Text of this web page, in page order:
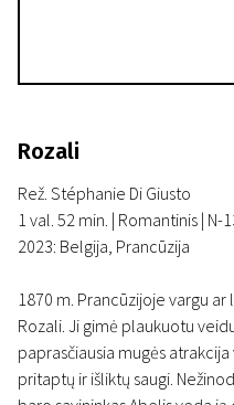
Rozali
Rež. Stéphanie Di Giusto
1 val. 52 min. | Romantinis | N-
2023: Belgija, Prancūzija
1870 m. Prancūzijoje vargu
Rozali. Ji gimė plaukuotu
paprasčiausia mugės
pritaptų ir išliktų saugi.